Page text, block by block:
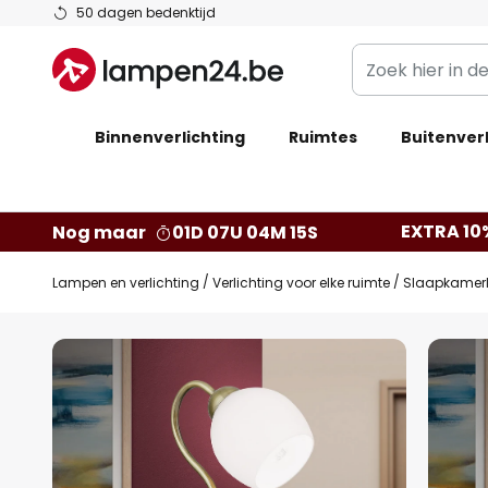
50 dagen bedenktijd
Ga
de
inhoud
Zoek
hier
de
Binnenverlichting Ruimtes
Nog maar 01D 07U 04M 14S EXTRA
Lampen en verlichting Verlichting voor elke ruimte
Ga
naar
het
einde
van